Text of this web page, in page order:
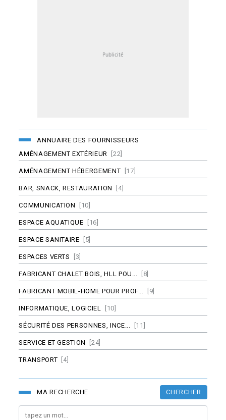
ANNUAIRE DES FOURNISSEURS
AMÉNAGEMENT EXTÉRIEUR
[22]
AMÉNAGEMENT HÉBERGEMENT [17]
BAR, SNACK, RESTAURATION [4]
COMMUNICATION [10]
ESPACE AQUATIQUE [16]
ESPACE SANITAIRE [5]
ESPACES VERTS [3]
FABRICANT CHALET BOIS, HLL POU... [8]
FABRICANT MOBIL-HOME POUR PROF... [9]
INFORMATIQUE, LOGICIEL [10]
SÉCURITÉ DES PERSONNES, INCE... [11]
SERVICE ET GESTION [24]
TRANSPORT [4]
MA RECHERCHE CHERCHER